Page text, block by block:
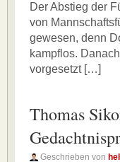
Der Abstieg der
von
gewesen, denn
kampflos.
vorgesetzt […]
Thomas
Geschrieben von